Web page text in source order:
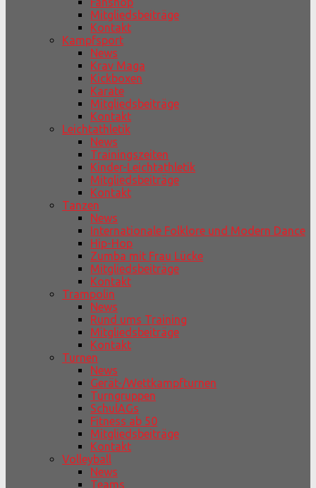
Mitgliedsbeiträge
Kontakt
Kampfsport
News
Krav Maga
Kickboxen
Karate
Mitgliedsbeiträge
Kontakt
Leichtathletik
News
Trainingszeiten
Kinder-Leichtathletik
Mitgliedsbeiträge
Kontakt
Tanzen
News
Internationale Folklore und Modern Dance
Hip-Hop
Zumba mit Frau Lücke
Mitgliedsbeiträge
Kontakt
Trampolin
News
Rund ums Training
Mitgliedsbeiträge
Kontakt
Turnen
News
Gerät-/Wettkampfturnen
Turngruppen
SchulAGs
Fitness ab 50
Mitgliedsbeiträge
Kontakt
Volleyball
News
Teams